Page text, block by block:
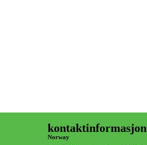
kontaktinformasjon
Norway